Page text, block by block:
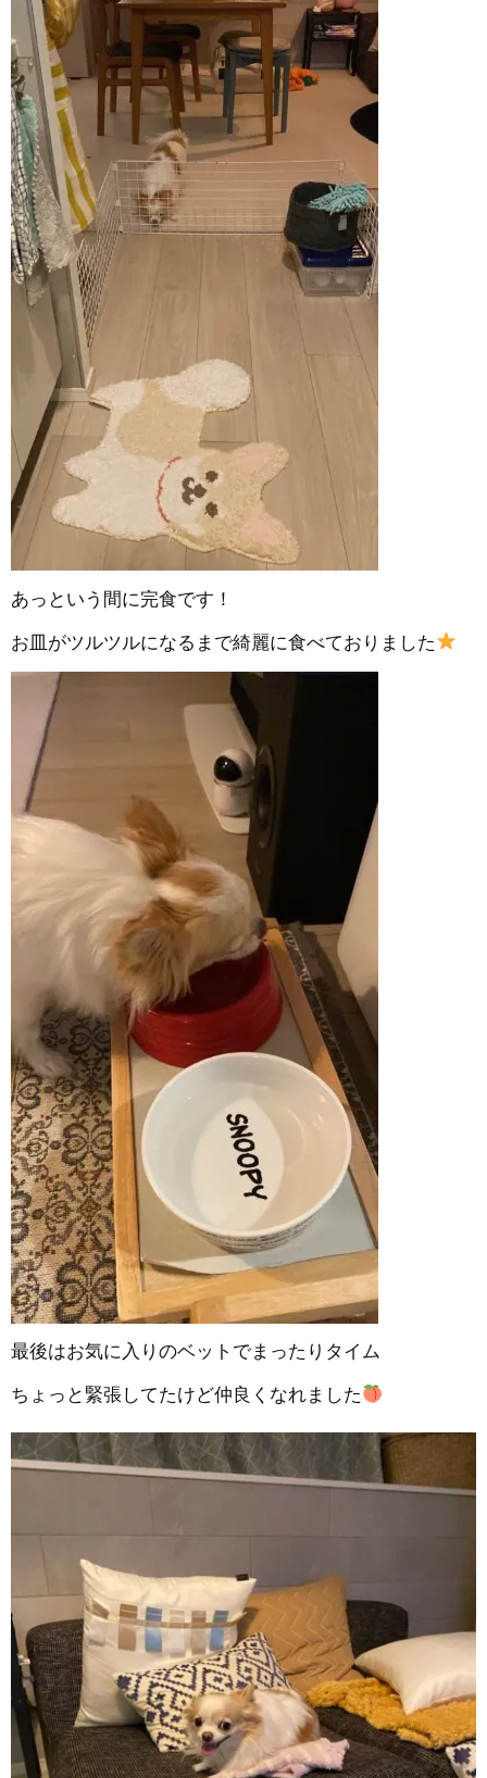
あっという間に完食です！
お皿がツルツルになるまで綺麗に食べておりました
最後はお気に入りのベットでまったりタイム
ちょっと緊張してたけど仲良くなれました